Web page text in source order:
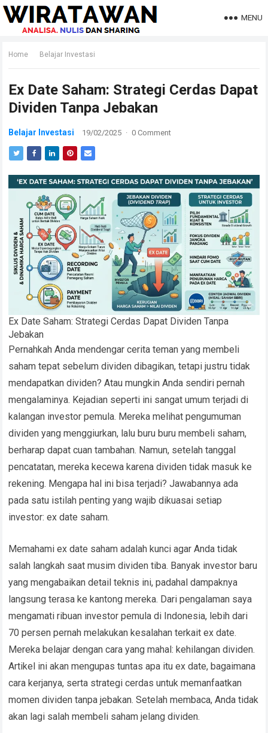
MENU
Home Belajar Investasi
Ex Date Saham: Strategi Cerdas Dapat
Dividen Tanpa Jebakan
Belajar Investasi 19/02/2025 · 0 Comment
Ex Date Saham: Strategi Cerdas Dapat Dividen Tanpa
Jebakan
Pernahkah Anda mendengar cerita teman yang membeli
saham tepat sebelum dividen dibagikan, tetapi justru tidak
mendapatkan dividen? Atau mungkin Anda sendiri pernah
mengalaminya. Kejadian seperti ini sangat umum terjadi di
kalangan investor pemula. Mereka melihat pengumuman
dividen yang menggiurkan, lalu buru buru membeli saham,
berharap dapat cuan tambahan. Namun, setelah tanggal
pencatatan, mereka kecewa karena dividen tidak masuk ke
rekening. Mengapa hal ini bisa terjadi? Jawabannya ada
pada satu istilah penting yang wajib dikuasai setiap
investor: ex date saham.
Memahami ex date saham adalah kunci agar Anda tidak
salah langkah saat musim dividen tiba. Banyak investor baru
yang mengabaikan detail teknis ini, padahal dampaknya
langsung terasa ke kantong mereka. Dari pengalaman saya
mengamati ribuan investor pemula di Indonesia, lebih dari
70 persen pernah melakukan kesalahan terkait ex date.
Mereka belajar dengan cara yang mahal: kehilangan dividen.
Artikel ini akan mengupas tuntas apa itu ex date, bagaimana
cara kerjanya, serta strategi cerdas untuk memanfaatkan
momen dividen tanpa jebakan. Setelah membaca, Anda tidak
akan lagi salah membeli saham jelang dividen.